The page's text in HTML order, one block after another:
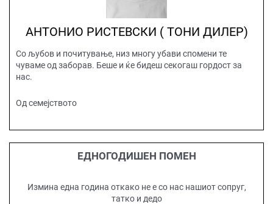
АНТОНИО РИСТЕВСКИ ( ТОНИ ДИЛЕР)
Со љубов и почитување, низ многу убави спомени те
чуваме од заборав. Беше и ќе бидеш секогаш гордост за
нас.
Од семејството
ЕДНОГОДИШЕН ПОМЕН
Измина една година откако не е со нас нашиот сопруг,
татко и дедо